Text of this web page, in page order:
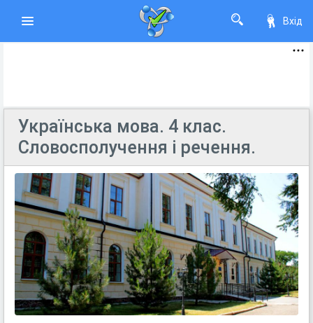
Вхід
Українська мова. 4 клас.
Словосполучення і речення.